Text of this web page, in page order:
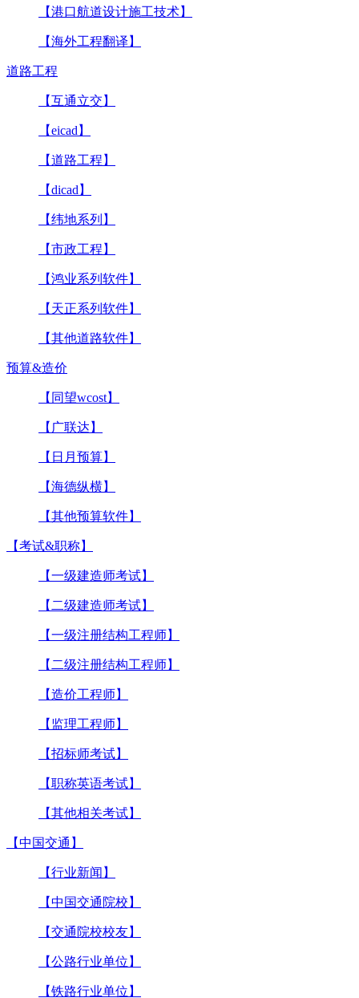
【港口航道设计施工技术】
【海外工程翻译】
道路工程
【互通立交】
【eicad】
【道路工程】
【dicad】
【纬地系列】
【市政工程】
【鸿业系列软件】
【天正系列软件】
【其他道路软件】
预算&造价
【同望wcost】
【广联达】
【日月预算】
【海德纵横】
【其他预算软件】
【考试&职称】
【一级建造师考试】
【二级建造师考试】
【一级注册结构工程师】
【二级注册结构工程师】
【造价工程师】
【监理工程师】
【招标师考试】
【职称英语考试】
【其他相关考试】
【中国交通】
【行业新闻】
【中国交通院校】
【交通院校校友】
【公路行业单位】
【铁路行业单位】